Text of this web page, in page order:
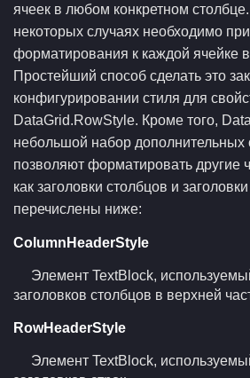
ячеек в любом конкретном
некоторых случаях необходимо
форматирования к каждой ячейке
Простейший способ сделать это
конфигурировании стиля для
DataGrid.RowStyle. Кроме того,
небольшой набор дополнительных
позволяют форматировать другие
как заголовки столбцов и
перечислены ниже:
ColumnHeaderStyle
Элемент TextBlock,
заголовков столбцов в верхней
RowHeaderStyle
Элемент TextBlock,